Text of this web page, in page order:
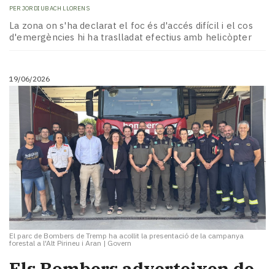
PER JORDI UBACH LLORENS
La zona on s'ha declarat el foc és d'accés difícil i el cos
d'emergències hi ha traslladat efectius amb helicòpter
19/06/2026
El parc de Bombers de Tremp ha acollit la presentació de la campanya
forestal a l'Alt Pirineu i Aran | Govern